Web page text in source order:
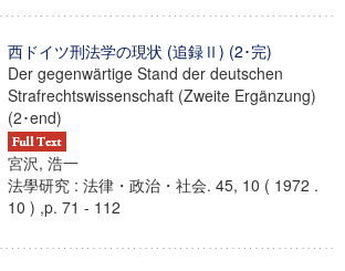
西ドイツ刑法学の現状 (追録Ⅱ) (2･完)
Der gegenwärtige Stand der deutschen
Strafrechtswissenschaft (Zweite Ergänzung)
(2･end)
宮沢, 浩一
法學研究 : 法律・政治・社会. 45, 10 ( 1972 .
10 ) ,p. 71 - 112